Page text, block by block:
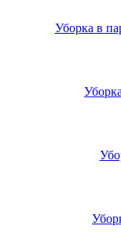
Уборка в